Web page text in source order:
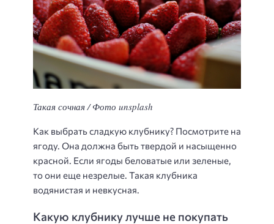
Такая сочная / Фото unsplash
Как выбрать сладкую клубнику? Посмотрите на
ягоду. Она должна быть твердой и насыщенно
красной. Если ягоды беловатые или зеленые,
то они еще незрелые. Такая клубника
водянистая и невкусная.
Какую клубнику лучше не покупать